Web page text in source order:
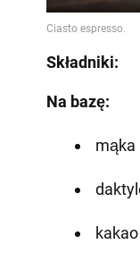
Składniki:
Na bazę:
mąka
kakao